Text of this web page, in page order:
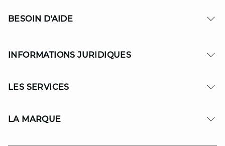
BESOIN D'AIDE
INFORMATIONS JURIDIQUES
LES SERVICES
LA MARQUE